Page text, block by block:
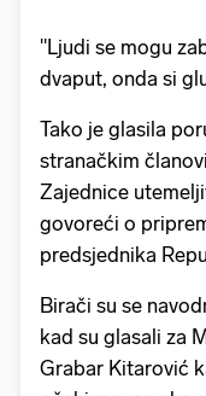
"Ljudi se mogu
dvaput, onda si
Tako je glasila
stranačkim
Zajednice
govoreći o
predsjednika
Birači su se
kad su glasali za
Grabar Kitarović